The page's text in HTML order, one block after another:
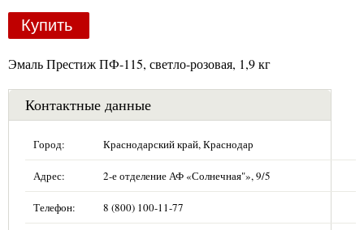
Купить
Эмаль Престиж ПФ-115, светло-розовая, 1,9 кг
Контактные данные
Город: Краснодарский край, Краснодар
Адрес: 2-е отделение АФ «Солнечная"», 9/5
Телефон: 8 (800) 100-11-77